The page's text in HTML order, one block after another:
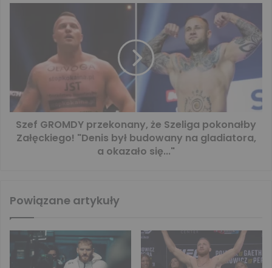
Szef GROMDY przekonany, że Szeliga pokonałby
Załęckiego! "Denis był budowany na gladiatora,
a okazało się..."
Powiązane artykuły